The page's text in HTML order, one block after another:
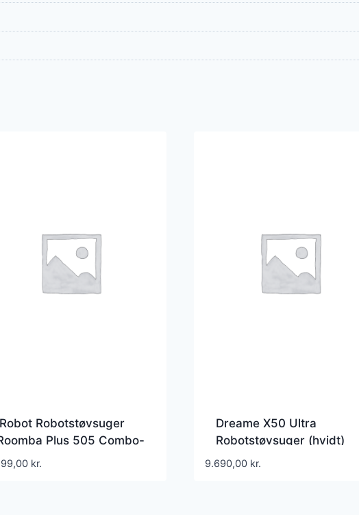
Robotstøvsuger
Plus 505 Combo-
+ AutoWash™-dock
kr.
Dreame X50 Ultra
Robotstøvsuger (hvidt)
9.690,00 kr.